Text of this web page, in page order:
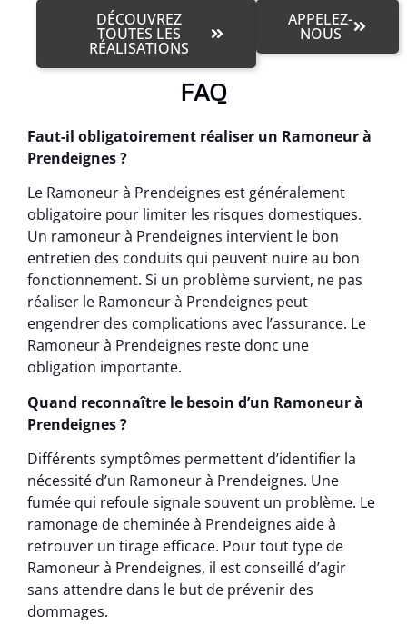
DÉCOUVREZ
TOUTES LES
RÉALISATIONS
APPELEZ-
NOUS
FAQ
Faut-il obligatoirement réaliser un Ramoneur à
Prendeignes ?
Le Ramoneur à Prendeignes est généralement
obligatoire pour limiter les risques domestiques.
Un ramoneur à Prendeignes intervient le bon
entretien des conduits qui peuvent nuire au bon
fonctionnement. Si un problème survient, ne pas
réaliser le Ramoneur à Prendeignes peut
engendrer des complications avec l’assurance. Le
Ramoneur à Prendeignes reste donc une
obligation importante.
Quand reconnaître le besoin d’un Ramoneur à
Prendeignes ?
Différents symptômes permettent d’identifier la
nécessité d’un Ramoneur à Prendeignes. Une
fumée qui refoule signale souvent un problème. Le
ramonage de cheminée à Prendeignes aide à
retrouver un tirage efficace. Pour tout type de
Ramoneur à Prendeignes, il est conseillé d’agir
sans attendre dans le but de prévenir des
dommages.